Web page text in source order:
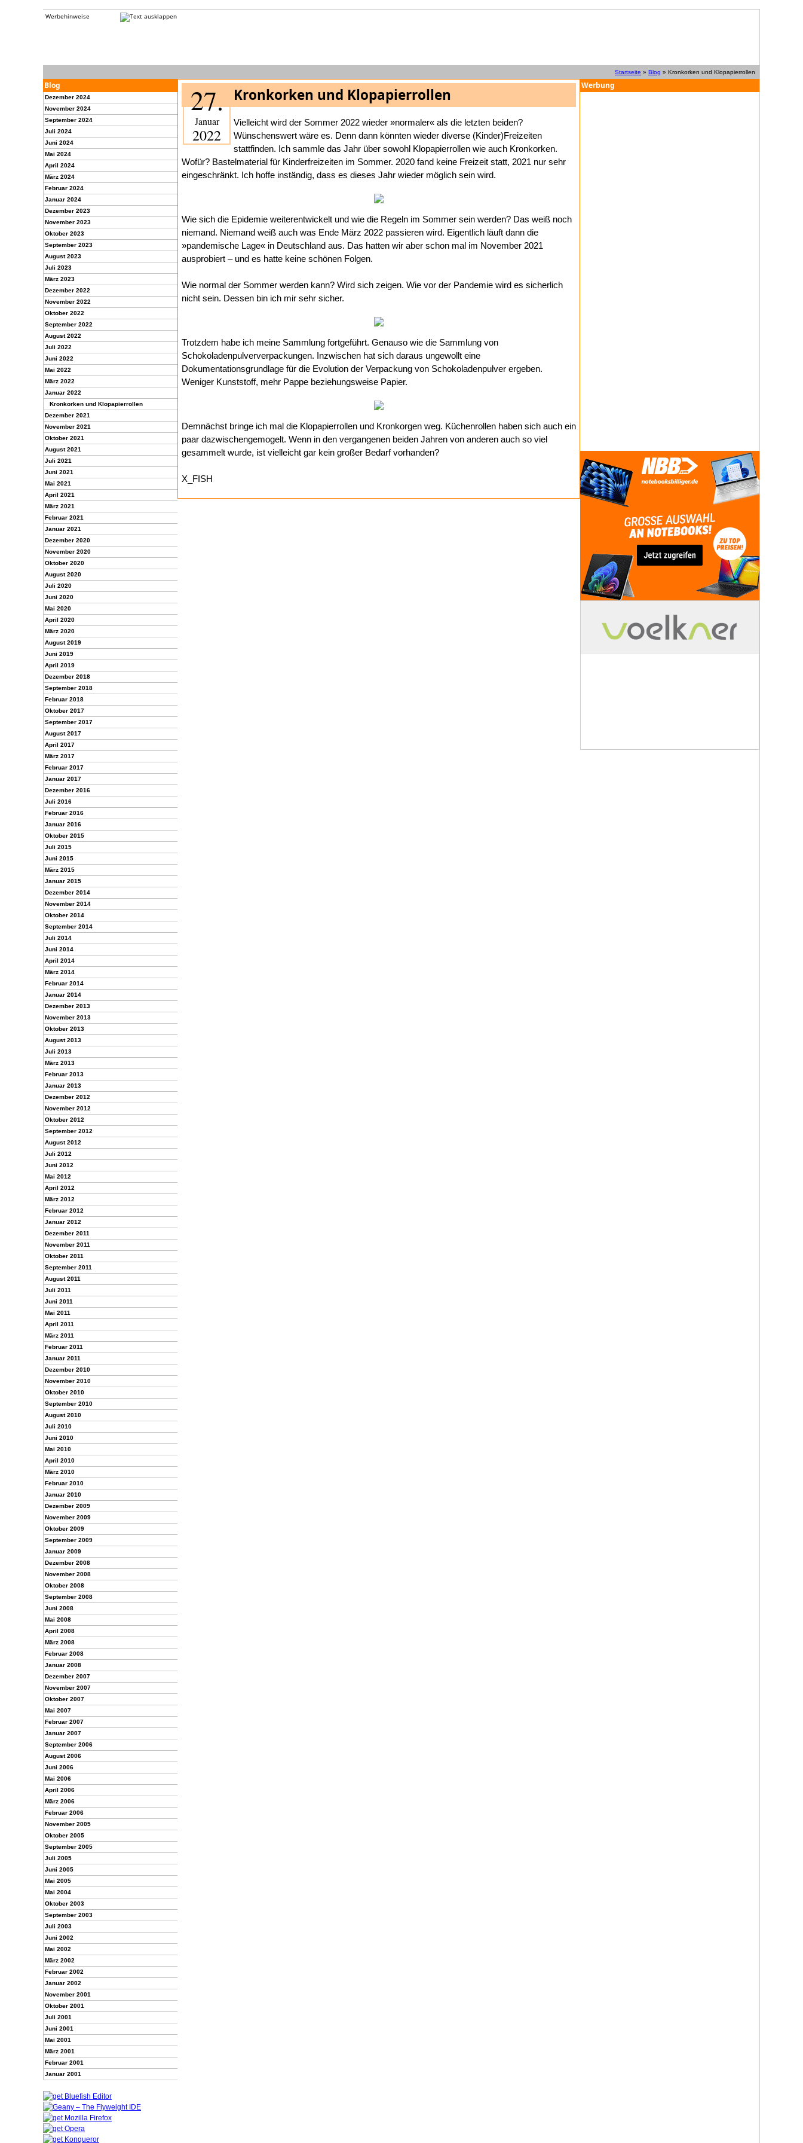
Werbehinweise
Startseite » Blog » Kronkorken und Klopapierrollen
Blog
Dezember 2024
November 2024
September 2024
Juli 2024
Juni 2024
Mai 2024
April 2024
März 2024
Februar 2024
Januar 2024
Dezember 2023
November 2023
Oktober 2023
September 2023
August 2023
Juli 2023
März 2023
Dezember 2022
November 2022
Oktober 2022
September 2022
August 2022
Juli 2022
Juni 2022
Mai 2022
März 2022
Januar 2022
Kronkorken und Klopapierrollen
Dezember 2021
November 2021
Oktober 2021
August 2021
Juli 2021
Juni 2021
Mai 2021
April 2021
März 2021
Februar 2021
Januar 2021
Dezember 2020
November 2020
Oktober 2020
August 2020
Juli 2020
Juni 2020
Mai 2020
April 2020
März 2020
August 2019
Juni 2019
April 2019
Dezember 2018
September 2018
Februar 2018
Oktober 2017
September 2017
August 2017
April 2017
März 2017
Februar 2017
Januar 2017
Dezember 2016
Juli 2016
Februar 2016
Januar 2016
Oktober 2015
Juli 2015
Juni 2015
März 2015
Januar 2015
Dezember 2014
November 2014
Oktober 2014
September 2014
Juli 2014
Juni 2014
April 2014
März 2014
Februar 2014
Januar 2014
Dezember 2013
November 2013
Oktober 2013
August 2013
Juli 2013
März 2013
Februar 2013
Januar 2013
Dezember 2012
November 2012
Oktober 2012
September 2012
August 2012
Juli 2012
Juni 2012
Mai 2012
April 2012
März 2012
Februar 2012
Januar 2012
Dezember 2011
November 2011
Oktober 2011
September 2011
August 2011
Juli 2011
Juni 2011
Mai 2011
April 2011
März 2011
Februar 2011
Januar 2011
Dezember 2010
November 2010
Oktober 2010
September 2010
August 2010
Juli 2010
Juni 2010
Mai 2010
April 2010
März 2010
Februar 2010
Januar 2010
Dezember 2009
November 2009
Oktober 2009
September 2009
Januar 2009
Dezember 2008
November 2008
Oktober 2008
September 2008
Juni 2008
Mai 2008
April 2008
März 2008
Februar 2008
Januar 2008
Dezember 2007
November 2007
Oktober 2007
Mai 2007
Februar 2007
Januar 2007
September 2006
August 2006
Juni 2006
Mai 2006
April 2006
März 2006
Februar 2006
November 2005
Oktober 2005
September 2005
Juli 2005
Juni 2005
Mai 2005
Mai 2004
Oktober 2003
September 2003
Juli 2003
Juni 2002
Mai 2002
März 2002
Februar 2002
Januar 2002
November 2001
Oktober 2001
Juli 2001
Juni 2001
Mai 2001
März 2001
Februar 2001
Januar 2001
Werbung
27.
Januar
2022
Kronkorken und Klopapierrollen
Vielleicht wird der Sommer 2022 wieder »normaler« als die letzten beiden?
Wünschenswert wäre es. Denn dann könnten wieder diverse (Kinder)Freizeiten
stattfinden. Ich sammle das Jahr über sowohl Klopapierrollen wie auch Kronkorken.
Wofür? Bastelmaterial für Kinderfreizeiten im Sommer. 2020 fand keine Freizeit statt, 2021 nur sehr
eingeschränkt. Ich hoffe inständig, dass es dieses Jahr wieder möglich sein wird.
Wie sich die Epidemie weiterentwickelt und wie die Regeln im Sommer sein werden? Das weiß noch
niemand. Niemand weiß auch was Ende März 2022 passieren wird. Eigentlich läuft dann die
»pandemische Lage« in Deutschland aus. Das hatten wir aber schon mal im November 2021
ausprobiert – und es hatte keine schönen Folgen.
Wie normal der Sommer werden kann? Wird sich zeigen. Wie vor der Pandemie wird es sicherlich
nicht sein. Dessen bin ich mir sehr sicher.
Trotzdem habe ich meine Sammlung fortgeführt. Genauso wie die Sammlung von
Schokoladenpulververpackungen. Inzwischen hat sich daraus ungewollt eine
Dokumentationsgrundlage für die Evolution der Verpackung von Schokoladenpulver ergeben.
Weniger Kunststoff, mehr Pappe beziehungsweise Papier.
Demnächst bringe ich mal die Klopapierrollen und Kronkorgen weg. Küchenrollen haben sich auch ein
paar dazwischengemogelt. Wenn in den vergangenen beiden Jahren von anderen auch so viel
gesammelt wurde, ist vielleicht gar kein großer Bedarf vorhanden?
X_FISH